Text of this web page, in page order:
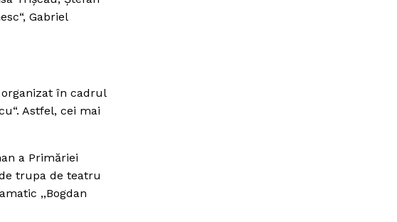
Gabriel
în cadrul
Astfel, cei mai
a Primăriei
trupa de teatru
,,Bogdan